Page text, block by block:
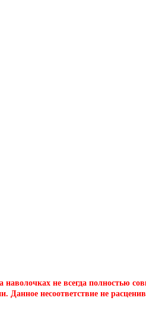
не всегда полностью
несоответствие не